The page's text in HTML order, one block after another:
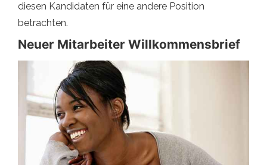
diesen Kandidaten für eine andere Position
betrachten.
Neuer Mitarbeiter Willkommensbrief